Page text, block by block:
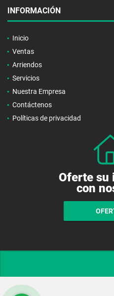
INFORMACIÓN
Inicio
Ventas
Arriendos
Servicios
Nuestra Empresa
Contáctenos
Políticas de privacidad
Oferte su
con